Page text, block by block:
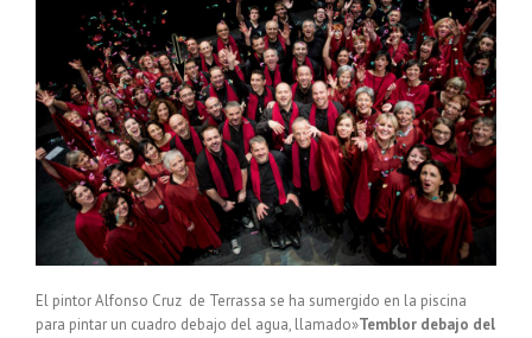
El pintor Alfonso Cruz de Terrassa se ha sumergido en la piscina
para pintar un cuadro debajo del agua, llamado»Temblor debajo del